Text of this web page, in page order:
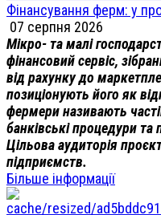
Фінансування ферм: у
07 серпня 2026
Мікро- та малі
фінансовий сервіс,
від рахунку до
позиціонують його як
фермери називають
банківські процедури та
Цільова аудиторія
підприємств.
Більше інформації